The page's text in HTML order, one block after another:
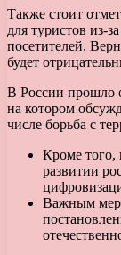
Также стоит
для туристов из-
посетителей.
будет
В России прошло
на котором
числе борьба с
Кроме того,
развитии
Важным